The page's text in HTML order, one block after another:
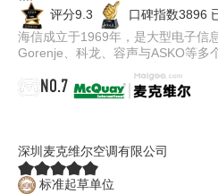
评分9.3
口碑指数3896
海信成立于1969年，是大型电子信
Gorenje、科龙、容声与ASKO等多
NO.7
深圳麦克维尔空调有限公司
标准起草单位